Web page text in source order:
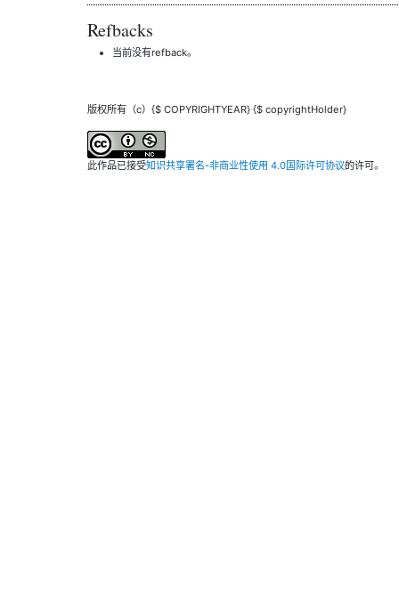
Refbacks
当前没有refback。
版权所有（c）{$ COPYRIGHTYEAR} {$ copyrightHolder}
此作品已接受知识共享署名-非商业性使用 4.0国际许可协议的许可。